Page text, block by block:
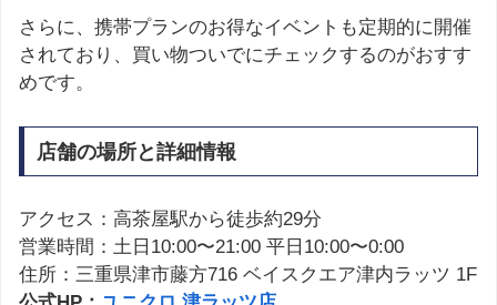
さらに、携帯プランのお得なイベントも定期的に開催
されており、買い物ついでにチェックするのがおすす
めです。
店舗の場所と詳細情報
アクセス：高茶屋駅から徒歩約29分
営業時間：土日10:00〜21:00 平日10:00〜0:00
住所：三重県津市藤方716 ベイスクエア津内ラッツ 1F